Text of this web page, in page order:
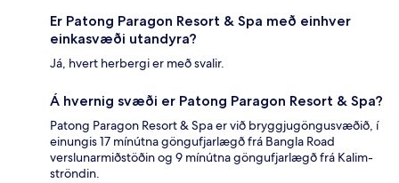
Er Patong Paragon Resort & Spa með einhver
einkasvæði utandyra?
Já, hvert herbergi er með svalir.
Á hvernig svæði er Patong Paragon Resort & Spa?
Patong Paragon Resort & Spa er við bryggjugöngusvæðið, í
einungis 17 mínútna göngufjarlægð frá Bangla Road
verslunarmiðstöðin og 9 mínútna göngufjarlægð frá Kalim-
ströndin.